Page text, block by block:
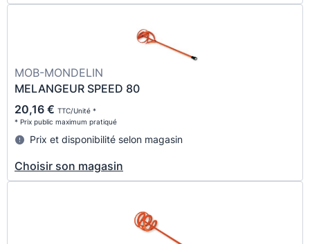
MOB-MONDELIN
MELANGEUR SPEED 80
20,16 € TTC/Unité *
* Prix public maximum pratiqué
Prix et disponibilité selon magasin
Choisir son magasin